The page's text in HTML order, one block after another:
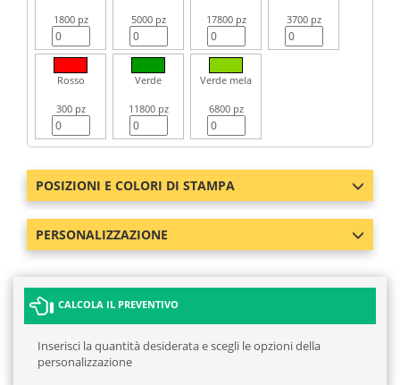
1800 pz 5000 pz 17800 pz 3700 pz
Rosso
300 pz
Verde
11800 pz
Verde mela
6800 pz
POSIZIONI E COLORI DI STAMPA
PERSONALIZZAZIONE
CALCOLA IL PREVENTIVO
Inserisci la quantità desiderata e scegli le opzioni della
personalizzazione